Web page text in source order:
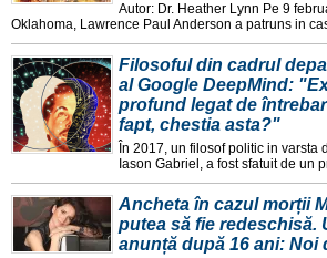
Autor: Dr. Heather Lynn Pe 9
Oklahoma, Lawrence Paul Anderson a patruns in
Filosoful din cadrul
al Google DeepMind:
profund legat de
fapt, chestia asta?"
În 2017, un filosof politic in varsta
Iason Gabriel, a fost sfatuit de un
Ancheta în cazul morții
putea să fie redeschisă.
anunță după 16 ani: Noi